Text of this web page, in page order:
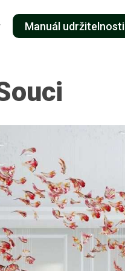
Manuál udržitelnosti